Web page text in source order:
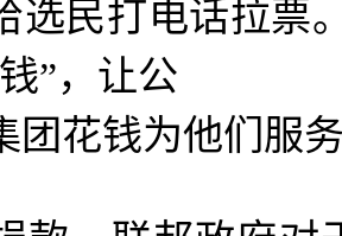
选民打电话拉票
”，让公
团花钱为他们服